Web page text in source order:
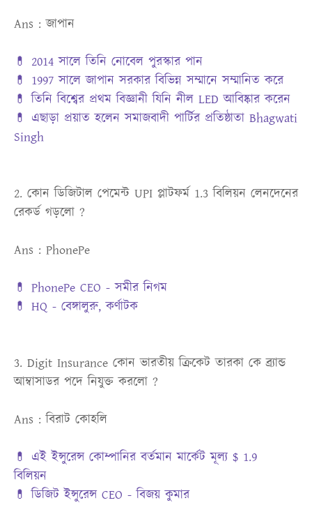
Ans : জাপান
💊 2014 সালে তিনি নোবেল পুরস্কার পান
💊 1997 সালে জাপান সরকার বিভিন্ন সম্মানে সম্মানিত করে
💊 তিনি বিশ্বের প্রথম বিজ্ঞানী যিনি নীল LED আবিষ্কার করেন
💊 এছাড়া প্রয়াত হলেন সমাজবাদী পার্টির প্রতিষ্ঠাতা Bhagwati
Singh
2. কোন ডিজিটাল পেমেন্ট UPI প্লাটফর্ম 1.3 বিলিয়ন লেনদেনের
রেকর্ড গড়লো ?
Ans : PhonePe
💊 PhonePe CEO - সমীর নিগম
💊 HQ - বেঙ্গালুরু, কর্ণাটক
3. Digit Insurance কোন ভারতীয় ক্রিকেট তারকা কে ব্র্যান্ড
আম্বাসাডর পদে নিযুক্ত করলো ?
Ans : বিরাট কোহলি
💊 এই ইন্সুরেন্স কোম্পানির বর্তমান মার্কেট মূল্য $ 1.9
বিলিয়ন
💊 ডিজিট ইন্সুরেন্স CEO - বিজয় কুমার